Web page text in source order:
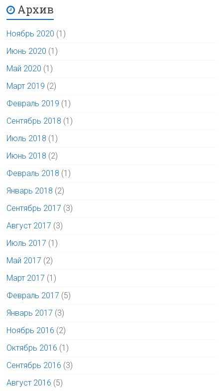
Архив
Ноябрь 2020 (1)
Июнь 2020 (1)
Май 2020 (1)
Март 2019 (2)
Февраль 2019 (1)
Сентябрь 2018 (1)
Июль 2018 (1)
Июнь 2018 (2)
Февраль 2018 (1)
Январь 2018 (2)
Сентябрь 2017 (3)
Август 2017 (3)
Июль 2017 (1)
Май 2017 (2)
Март 2017 (1)
Февраль 2017 (5)
Январь 2017 (3)
Ноябрь 2016 (2)
Октябрь 2016 (1)
Сентябрь 2016 (3)
Август 2016 (5)